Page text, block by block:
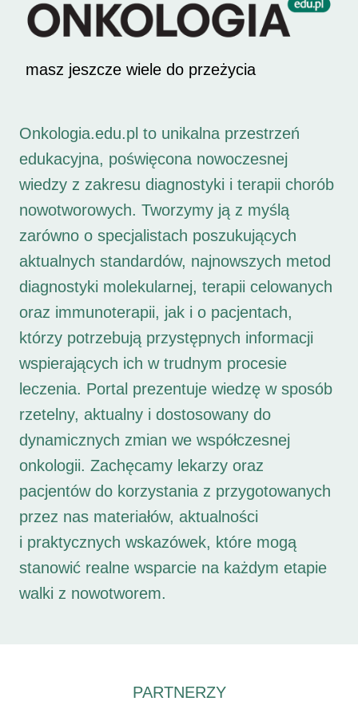
masz jeszcze wiele do przeżycia
Onkologia.edu.pl to unikalna przestrzeń
edukacyjna, poświęcona nowoczesnej
wiedzy z zakresu diagnostyki i terapii chorób
nowotworowych. Tworzymy ją z myślą
zarówno o specjalistach poszukujących
aktualnych standardów, najnowszych metod
diagnostyki molekularnej, terapii celowanych
oraz immunoterapii, jak i o pacjentach,
którzy potrzebują przystępnych informacji
wspierających ich w trudnym procesie
leczenia. Portal prezentuje wiedzę w sposób
rzetelny, aktualny i dostosowany do
dynamicznych zmian we współczesnej
onkologii. Zachęcamy lekarzy oraz
pacjentów do korzystania z przygotowanych
przez nas materiałów, aktualności
i praktycznych wskazówek, które mogą
stanowić realne wsparcie na każdym etapie
walki z nowotworem.
PARTNERZY